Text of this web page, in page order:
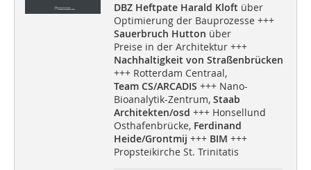
DBZ Heftpate Harald Kloft über
Optimierung der Bauprozesse +++
Sauerbruch Hutton über
Preise in der Architektur +++
Nachhaltigkeit von Straßenbrücken
+++ Rotterdam Centraal,
Team CS/ARCADIS +++ Nano-
Bioanalytik-Zentrum,Staab
Architekten/osd +++ Honsellund
Osthafenbrücke, Ferdinand
Heide/Grontmij +++ BIM +++
Propsteikirche St. Trinitatis